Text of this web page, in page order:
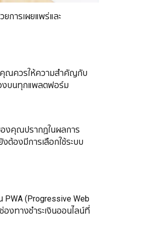
การเผยแพร่และ
คุณควรให้ความสำคัญกับ
งบนทุกแพลตฟอร์ม
องคุณปรากฏในผลการ
ต้องมีการเลือกใช้ระบบ
PWA (Progressive Web
องทางชำระเงินออนไลน์ที่